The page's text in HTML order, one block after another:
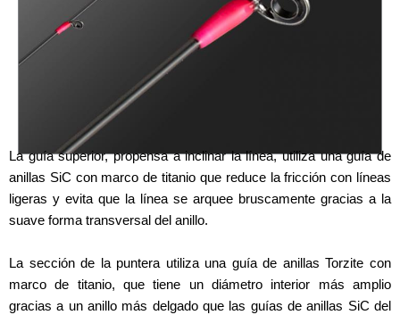
La guía superior, propensa a inclinar la línea, utiliza una guía de
anillas SiC con marco de titanio que reduce la fricción con líneas
ligeras y evita que la línea se arquee bruscamente gracias a la
suave forma transversal del anillo.
La sección de la puntera utiliza una guía de anillas Torzite con
marco de titanio, que tiene un diámetro interior más amplio
gracias a un anillo más delgado que las guías de anillas SiC del